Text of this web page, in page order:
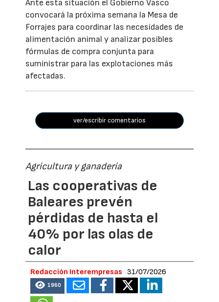
Ante esta situación el Gobierno Vasco
convocará la próxima semana la Mesa de
Forrajes para coordinar las necesidades de
alimentación animal y analizar posibles
fórmulas de compra conjunta para
suministrar para las explotaciones más
afectadas.
ver/escribir comentarios
Agricultura y ganadería
Las cooperativas de
Baleares prevén
pérdidas de hasta el
40% por las olas de
calor
Redacción Interempresas 31/07/2026
1960